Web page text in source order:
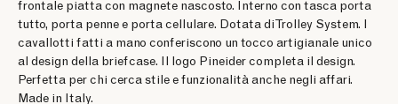
frontale piatta con magnete nascosto. Interno con tasca porta
tutto, porta penne e porta cellulare. Dotata di Trolley System. I
cavallotti fatti a mano conferiscono un tocco artigianale unico
al design della briefcase. Il logo Pineider completa il design.
Perfetta per chi cerca stile e funzionalità anche negli affari.
Made in Italy.